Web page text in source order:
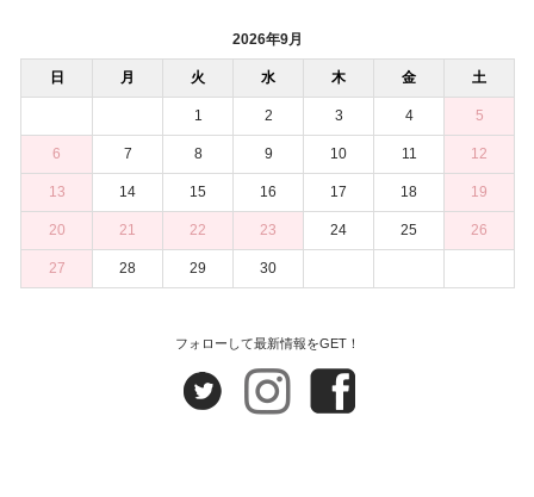
2026年9月
日 月 火 水 木 金 土
1 2 3 4 5
6 7 8 9 10 11 12
13 14 15 16 17 18 19
20 21 22 23 24 25 26
27 28 29 30
フォローして最新情報をGET！